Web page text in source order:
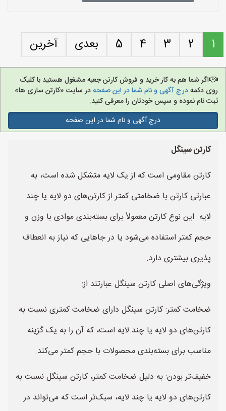
1
2
3
4
5 بعدی آخرین
اگر شما هم به کار خرید و فروش کارتن جعبه مشغول هستید با کلیک
روی دکمهدرج آگهی و نام شما در این صفحهدر سایت «کارتن سازی ها»
ثبت نام نموده و سپس خودتان را معرفی کنید.
درج آگهی و نام شما در این صفحه
کارتن سینگل
کارتن مقاومی است که از یک لایه متشکل شده است، به
عبارتی کارتن با ضخامتی کمتر از کارتن‌های دو لایه یا چند
لایه. این نوع کارتن معمولاً برای بسته‌بندی موادی با وزن و
حجم کمتر استفاده می‌شود یا در جاهایی که نیاز به انعطاف
پذیری بیشتری دارد.
ویژگی‌های اصلی کارتن سینگل عبارتند از:
ضخامت کمتر: کارتن سینگل دارای ضخامت کمتری نسبت به
کارتن‌های دو لایه یا چند لایه است، که آن را به یک گزینه
مناسب برای بسته‌بندی محصولات با حجم کمتر می‌کند.
خفیف‌تر بودن: به دلیل ضخامت کمتر، کارتن سینگل نسبت به
کارتن‌های دو لایه یا چند لایه، سبک‌تر است که می‌تواند در